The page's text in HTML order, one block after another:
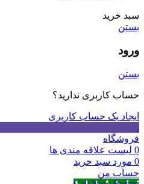
سبد خرید
بستن
ورود
بستن
حساب کاربری ندارید؟
ایجاد یک حساب کاربری
.
فروشگاه
0 لیست علاقه مندی ها
0 مورد سبد خرید
حساب من